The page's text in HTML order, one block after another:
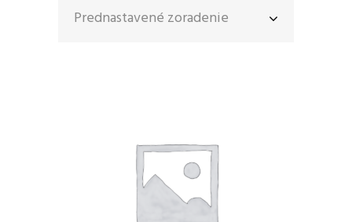
Prednastavené zoradenie